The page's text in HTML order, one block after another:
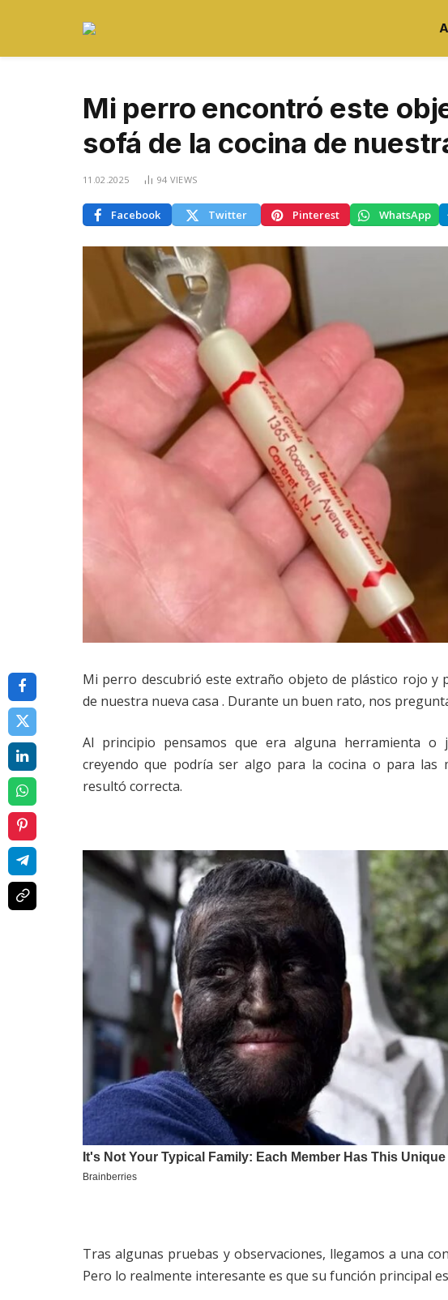
Mi perro encontró este
sofá de la cocina de
11.02.2025 94 VIEWS
Facebook Twitter Pinterest WhatsApp
Mi perro descubrió este extraño objeto de plástico rojo y
de nuestra nueva casa . Durante un buen rato, nos
Al principio pensamos que era alguna herramienta o
creyendo que podría ser algo para la cocina o para las
resultó correcta.
Tras algunas pruebas y observaciones, llegamos a una
Pero lo realmente interesante es que su función principal